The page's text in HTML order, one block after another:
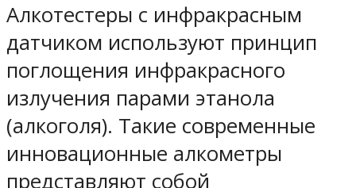
Алкотестеры с инфракрасным
датчиком используют принцип
поглощения инфракрасного
излучения парами этанола
(алкоголя). Такие современные
инновационные алкометры
представляют собой